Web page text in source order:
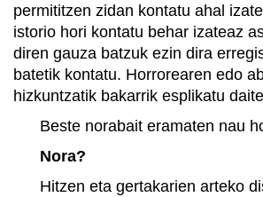
permititzen zidan kontatu ahal
istorio hori kontatu behar izateaz
diren gauza batzuk ezin dira
batetik kontatu. Horrorearen edo
hizkuntzatik bakarrik esplikatu
Beste norabait eramaten nau
Nora?
Hitzen eta gertakarien arteko